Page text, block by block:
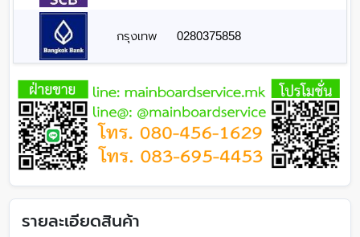
กรุงเทพ 0280375858
รายละเอียดสินค้า